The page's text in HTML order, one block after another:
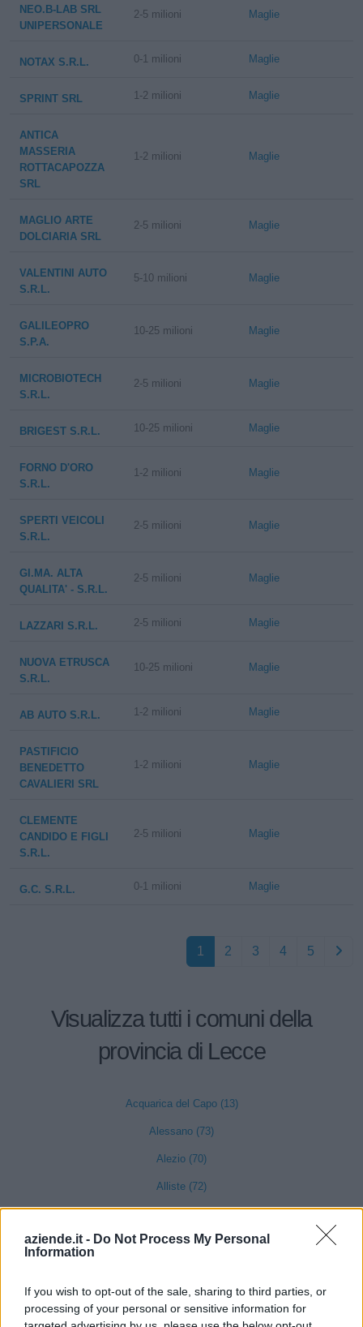
aziende.it - Do Not Process My Personal
Information
If you wish to opt-out of the sale, sharing to third parties, or
processing of your personal or sensitive information for
NEO.B-LAB SRL
UNIPERSONALE
2-5 milioni Maglie
NOTAX S.R.L. 0-1 milioni Maglie
SPRINT SRL 1-2 milioni Maglie
ANTICA
MASSERIA
ROTTACAPOZZA
SRL
1-2 milioni Maglie
MAGLIO ARTE
DOLCIARIA SRL
2-5 milioni Maglie
VALENTINI AUTO
S.R.L.
5-10 milioni Maglie
GALILEOPRO
S.P.A.
10-25 milioni Maglie
MICROBIOTECH
S.R.L.
2-5 milioni Maglie
BRIGEST S.R.L. 10-25 milioni Maglie
FORNO D'ORO
S.R.L.
1-2 milioni Maglie
SPERTI VEICOLI
S.R.L.
2-5 milioni Maglie
GI.MA. ALTA
QUALITA' - S.R.L.
2-5 milioni Maglie
LAZZARI S.R.L. 2-5 milioni Maglie
NUOVA ETRUSCA
S.R.L.
10-25 milioni Maglie
AB AUTO S.R.L. 1-2 milioni Maglie
PASTIFICIO
BENEDETTO
CAVALIERI SRL
1-2 milioni Maglie
CLEMENTE
CANDIDO E FIGLI
S.R.L.
2-5 milioni Maglie
G.C. S.R.L. 0-1 milioni Maglie
1 2 3 4 5
Visualizza tutti i comuni della
provincia di Lecce
Acquarica del Capo (13)
Alessano (73)
Alezio (70)
Alliste (72)
Aradeo (133)
Bagnolo del Salento (9)
Botrugno (19)